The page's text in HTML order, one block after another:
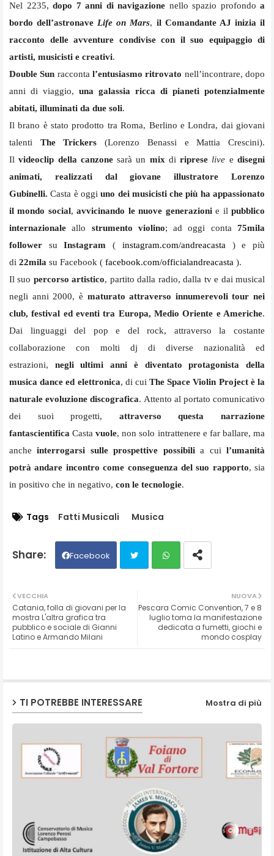
Nel 2235, dopo 7 anni di navigazione nello spazio profondo a
bordo dell’astronave Life on Mars, il Comandante AJ inizia il
racconto delle avventure condivise con il suo equipaggio di
artisti, musicisti e creativi.
Double Sun raccontal’entusiasmo ritrovato nell’incontrare, dopo
anni di viaggio, una galassia ricca di pianeti potenzialmente
abitati, illuminati da due soli.
Il brano è stato prodotto tra Roma, Berlino e Londra, dai giovani
talenti The Trickers(Lorenzo Benassi e Mattia Crescini).
Ilvideoclip della canzonesarà un mix di riprese live edisegni
animati, realizzati dal giovane illustratore Lorenzo
Gubinelli. Casta è oggiuno dei musicisti che più ha appassionato
il mondo social,avvicinando le nuove generazionie ilpubblico
internazionale allo strumento violino; ad oggi conta75mila
follower suInstagram ( instagram.com/andreacasta )e più
di 22mila su Facebook ( facebook.com/officialandreacasta ).
Il suo percorso artistico, partito dalla radio, dalla tv e dai musical
negli anni 2000, è maturato attraverso innumerevoli tour nei
club, festival ed eventi tra Europa, Medio Oriente e Americhe.
Dai linguaggi del pop e del rock, attraverso la costante
collaborazione con molti dj di diverse nazionalità ed
estrazioni, negli ultimi anni è diventato protagonista della
musica dance ed elettronica, di cuiThe Space Violin Project è la
naturale evoluzione discografica. Attento al portato comunicativo
dei suoi progetti, attraverso questa narrazione
fantascientifica Castavuole, non solo intrattenere e far ballare, ma
ancheinterrogarsi sulle prospettive possibilia cuil’umanità
potrà andare incontro come conseguenza del suo rapporto, sia
in positivo che in negativo, con le tecnologie.
Tags Fatti Musicali Musica
Facebook
ter ats
NUOVA
Pescara Comic Convention, 7 e 8
luglio torna la manifestazione
dedicata a fumetti, giochi e
mondo cosplay
VECCHIA
Catania, folla di giovani per la
mostra L'altra grafica tra
pubblico e sociale di Gianni
Latino e Armando Milani
TI POTREBBE INTERESSARE Mostra di più